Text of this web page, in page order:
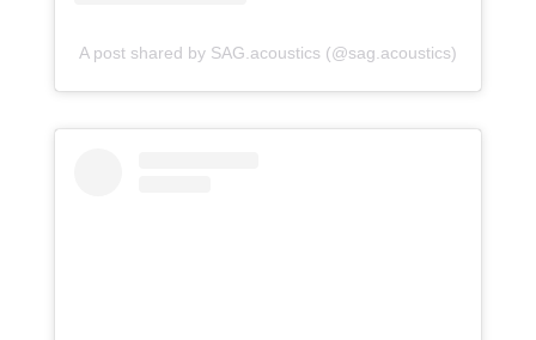
A post shared by SAG.acoustics (@sag.acoustics)